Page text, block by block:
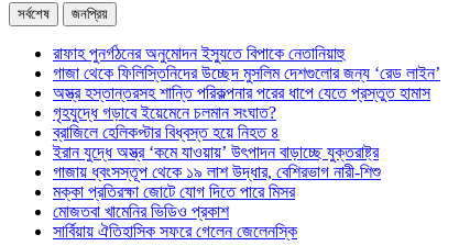
সর্বশেষ জনপ্রিয়
রাফাহ পুনর্গঠনের অনুমোদন ইস্যুতে বিপাকে নেতানিয়াহু
গাজা থেকে ফিলিস্তিনিদের উচ্ছেদ মুসলিম দেশগুলোর জন্য ‘রেড লাইন’
অস্ত্র হস্তান্তরসহ শান্তি পরিকল্পনার পরের ধাপে যেতে প্রস্তুত হামাস
গৃহযুদ্ধে গড়াবে ইয়েমেনে চলমান সংঘাত?
ব্রাজিলে হেলিকপ্টার বিধ্বস্ত হয়ে নিহত ৪
ইরান যুদ্ধে অস্ত্র ‘কমে যাওয়ায়’ উৎপাদন বাড়াচ্ছে যুক্তরাষ্ট্র
গাজায় ধ্বংসস্তূপ থেকে ১৯ লাশ উদ্ধার, বেশিরভাগ নারী-শিশু
মক্কা প্রতিরক্ষা জোটে যোগ দিতে পারে মিসর
মোজতবা খামেনির ভিডিও প্রকাশ
সার্বিয়ায় ঐতিহাসিক সফরে গেলেন জেলেনস্কি